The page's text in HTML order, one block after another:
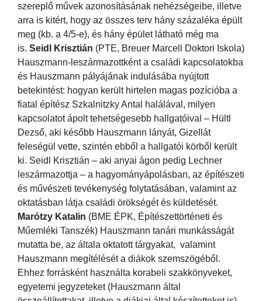
szereplő művek azonosításának nehézségeibe, illetve
arra is kitért, hogy az összes terv hány százaléka épült
meg (kb. a 4/5-e), és hány épület látható még ma
is. Seidl Krisztián (PTE, Breuer Marcell Doktori Iskola)
Hauszmann-leszármazottként a családi kapcsolatokba
és Hauszmann pályájának indulásába nyújtott
betekintést: hogyan került hirtelen magas pozícióba a
fiatal építész Szkalnitzky Antal halálával, milyen
kapcsolatot ápolt tehetségesebb hallgatóival – Hültl
Dezső, aki később Hauszmann lányát, Gizellát
feleségül vette, szintén ebből a hallgatói körből került
ki. Seidl Krisztián – aki anyai ágon pedig Lechner
leszármazottja – a hagyományápolásban, az építészeti
és művészeti tevékenység folytatásában, valamint az
oktatásban látja családi örökségét és küldetését.
Marótzy Katalin (BME ÉPK, Építészettörténeti és
Műemléki Tanszék) Hauszmann tanári munkásságát
mutatta be, az általa oktatott tárgyakat, valamint
Hauszmann megítélését a diákok szemszögéből.
Ehhez forrásként használta korabeli szakkönyveket,
egyetemi jegyzeteket (Hauszmann által